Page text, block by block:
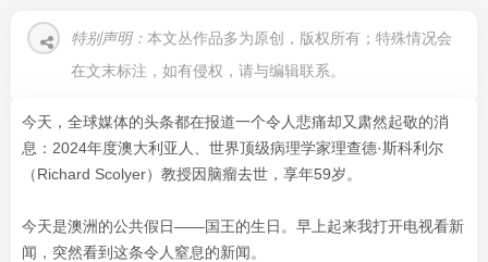
特别声明： 本文丛作品多为原创，版权所有；特殊情况会
在文末标注，如有侵权，请与编辑联系。
今天，全球媒体的头条都在报道一个令人悲痛却又肃然起敬的消
息：2024年度澳大利亚人、世界顶级病理学家理查德·斯科利尔
（Richard Scolyer）教授因脑瘤去世，享年59岁。
今天是澳洲的公共假日——国王的生日。早上起来我打开电视看新
闻，突然看到这条令人窒息的新闻。